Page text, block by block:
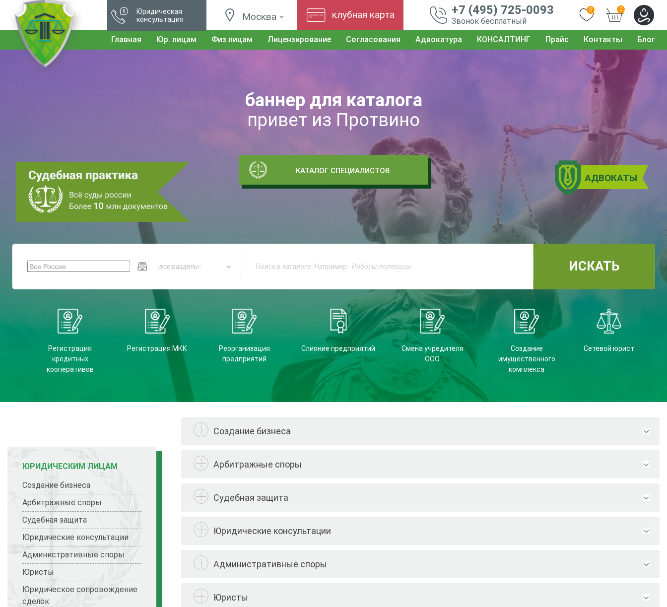
Юридическая
консультация
Москва клубная карта +7 (495) 725-0093
Звонок бесплатный
0 0
Главная Юр. лицам Физ лицам Лицензирование Согласования Адвокатура КОНСАЛТИНГ Прайс Контакты Блог
ИСКАТЬ
АДВОКАТЫ
баннер для каталога
привет из Протвино
КАТАЛОГ СПЕЦИАЛИСТОВ
Регистрация
кредитных
кооперативов
Регистрация МКК
Реорганизация
предприятий
Слияние предприятий
Смена учредителя
ООО
Создание
имущественного
комплекса
Сетевой юрист
ЮРИДИЧЕСКИМ ЛИЦАМ
Создание бизнеса
Арбитражные споры
Судебная защита
Юридические консультации
Административные споры
Юристы
Юридическое сопровождение
сделок
Создание бизнеса
Арбитражные споры
Судебная защита
Юридические консультации
Административные споры
Юристы